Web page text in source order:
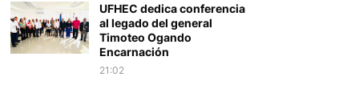
UFHEC dedica conferencia
al legado del general
Timoteo Ogando
Encarnación
21:02